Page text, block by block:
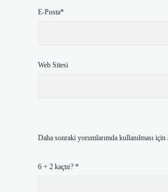
E-Posta*
Web Sitesi
Daha sonraki yorumlarımda kullanılması
6 + 2 kaçtır? *